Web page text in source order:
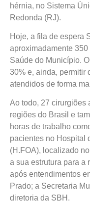
hérnia, no Sistema
Redonda (RJ).
Hoje, a fila de espera
aproximadamente
Saúde do Município.
30% e, ainda, permitir
atendidos de forma
Ao todo, 27 cirurgiões
regiões do Brasil e
horas de trabalho
pacientes no Hospital
(H.FOA), localizado
a sua estrutura para a
após entendimentos
Prado; a Secretaria
diretoria da SBH.